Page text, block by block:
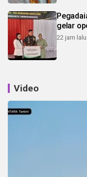
gelar
22 jam lalu
Video